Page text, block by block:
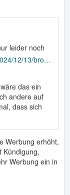
leider noch
12/13/bro…
das ein
andere auf
dass sich
Werbung erhöht,
Kündigung,
Werbung ein in